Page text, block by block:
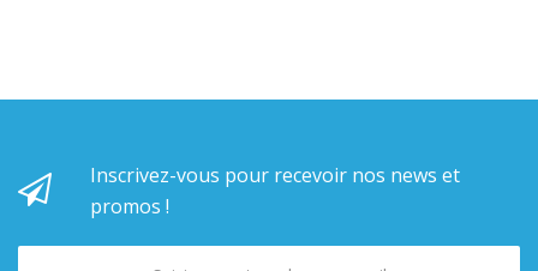
Inscrivez-vous pour recevoir nos news et
promos !